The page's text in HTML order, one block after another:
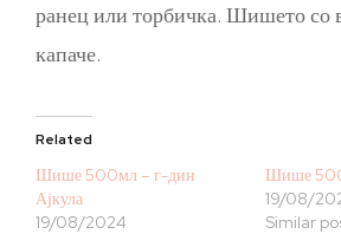
ранец или торбичка. Шишето со
капаче.
Related
Шише 500мл – г-дин
Ајкула
19/08/2024
Шише
19/08/
Similar